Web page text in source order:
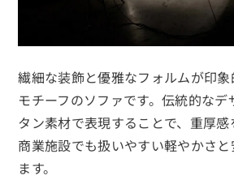
繊細な装飾と優雅なフォルムが印
モチーフのソファです。伝統的な
タン素材で表現することで、重厚感
商業施設でも扱いやすい軽やかさ
ます。